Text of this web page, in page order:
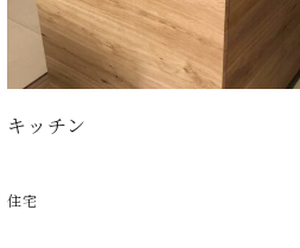
キッチン
住宅